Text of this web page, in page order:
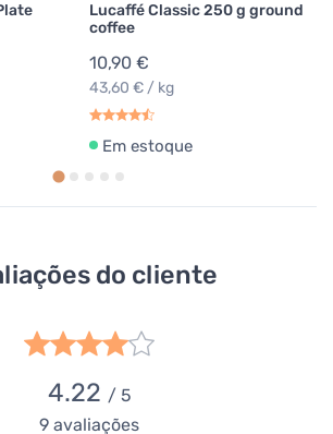
Lucaffé Classic 250 g ground
coffee
10,90 €
43,60 € / kg
Em estoque
do cliente
4.22 / 5
9 avaliações